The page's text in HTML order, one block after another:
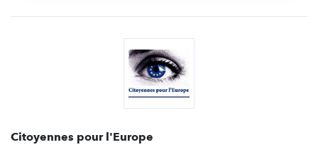
Citoyennes pour l'Europe